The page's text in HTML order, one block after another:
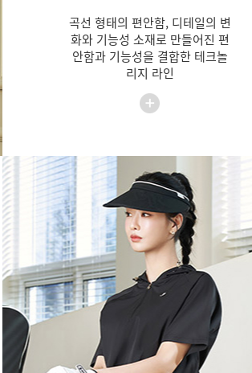
곡선 형태의 편안함, 디테일의 변
화와 기능성 소재로 만들어진 편
안함과 기능성을 결합한 테크놀
리지 라인